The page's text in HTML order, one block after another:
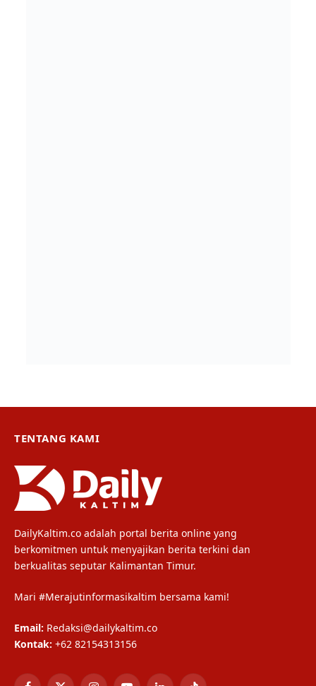
TENTANG KAMI
DailyKaltim.co adalah portal berita online yang
berkomitmen untuk menyajikan berita terkini dan
berkualitas seputar Kalimantan Timur.
Mari #Merajutinformasikaltim bersama kami!
Email: Redaksi@dailykaltim.co
Kontak: +62 82154313156